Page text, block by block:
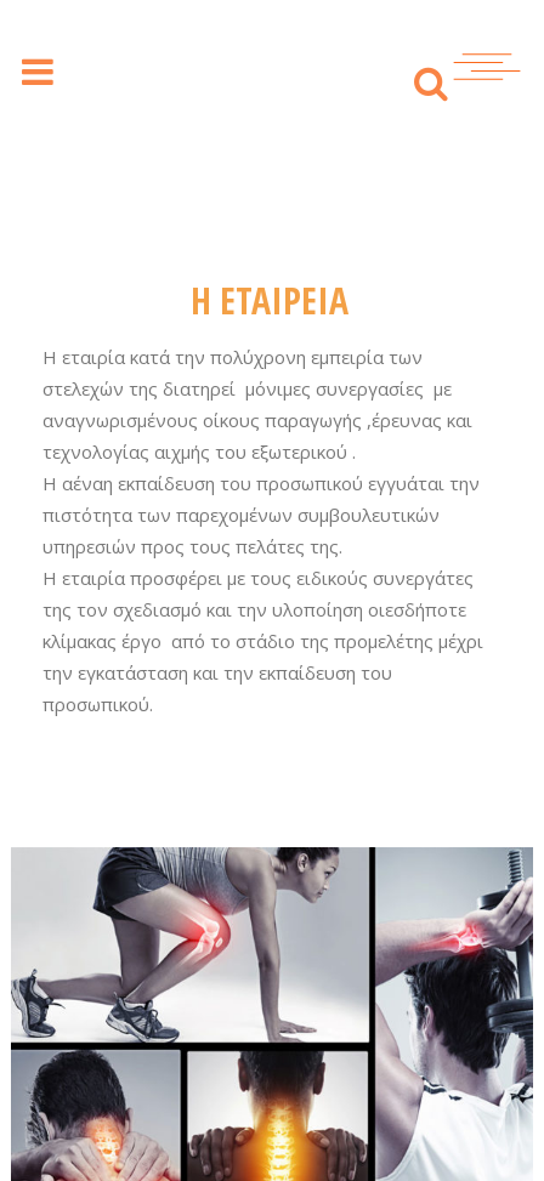
Η ΕΤΑΙΡΕΙΑ
Η εταιρία κατά την πολύχρονη εμπειρία των
στελεχών της διατηρεί μόνιμες συνεργασίες με
αναγνωρισμένους οίκους παραγωγής ,έρευνας και
τεχνολογίας αιχμής του εξωτερικού .
Η αέναη εκπαίδευση του προσωπικού εγγυάται την
πιστότητα των παρεχομένων συμβουλευτικών
υπηρεσιών προς τους πελάτες της.
Η εταιρία προσφέρει με τους ειδικούς συνεργάτες
της τον σχεδιασμό και την υλοποίηση οιεσδήποτε
κλίμακας έργο από το στάδιο της προμελέτης μέχρι
την εγκατάσταση και την εκπαίδευση του
προσωπικού.